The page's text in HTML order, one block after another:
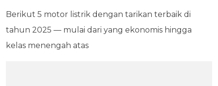
Berikut 5 motor listrik dengan tarikan terbaik di
tahun 2025 — mulai dari yang ekonomis hingga
kelas menengah atas